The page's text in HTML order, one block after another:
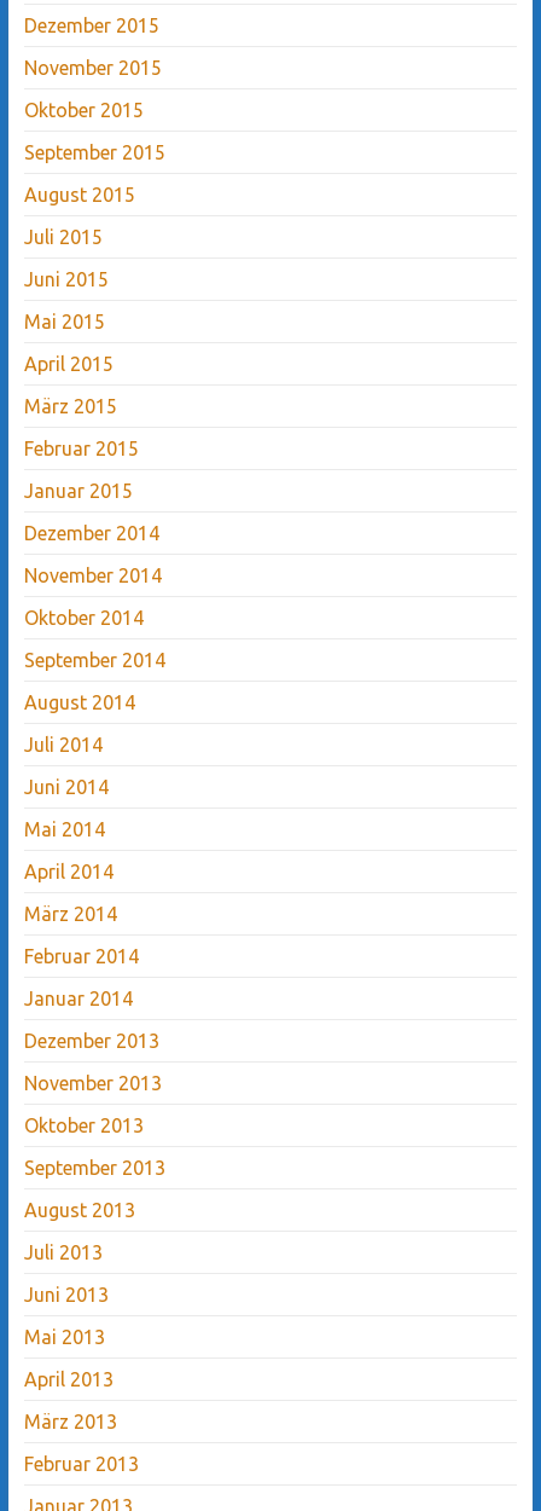
Dezember 2015
November 2015
Oktober 2015
September 2015
August 2015
Juli 2015
Juni 2015
Mai 2015
April 2015
März 2015
Februar 2015
Januar 2015
Dezember 2014
November 2014
Oktober 2014
September 2014
August 2014
Juli 2014
Juni 2014
Mai 2014
April 2014
März 2014
Februar 2014
Januar 2014
Dezember 2013
November 2013
Oktober 2013
September 2013
August 2013
Juli 2013
Juni 2013
Mai 2013
April 2013
März 2013
Februar 2013
Januar 2013